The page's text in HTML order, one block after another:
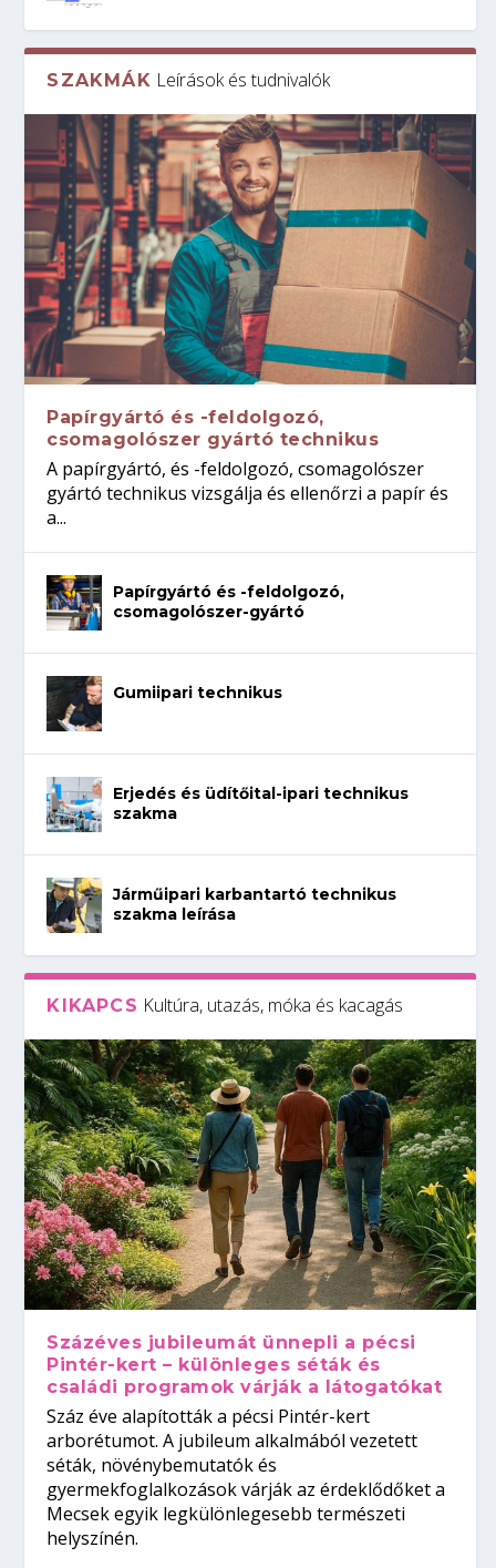
SZAKMÁK Leírások és tudnivalók
Papírgyártó és -feldolgozó,
csomagolószer gyártó technikus
A papírgyártó, és -feldolgozó, csomagolószer
gyártó technikus vizsgálja és ellenőrzi a papír és
a...
Papírgyártó és -feldolgozó,
csomagolószer-gyártó
Gumiipari technikus
Erjedés és üdítőital-ipari technikus
szakma
Járműipari karbantartó technikus
szakma leírása
KIKAPCS Kultúra, utazás, móka és kacagás
Százéves jubileumát ünnepli a pécsi
Pintér-kert – különleges séták és
családi programok várják a látogatókat
Száz éve alapították a pécsi Pintér-kert
arborétumot. A jubileum alkalmából vezetett
séták, növénybemutatók és
gyermekfoglalkozások várják az érdeklődőket a
Mecsek egyik legkülönlegesebb természeti
helyszínén.